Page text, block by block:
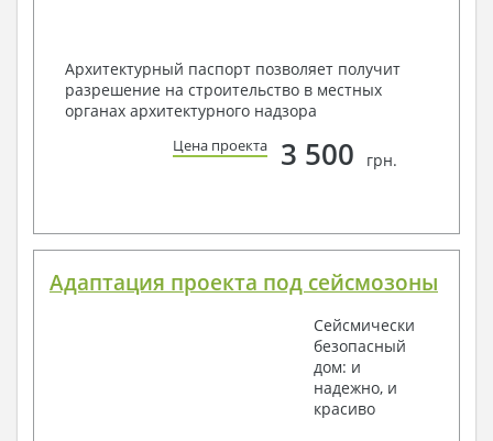
Архитектурный паспорт позволяет получит
разрешение на строительство в местных
органах архитектурного надзора
Цена проекта 3 500 грн.
Адаптация проекта под сейсмозоны
Сейсмически
безопасный
дом: и
надежно, и
красиво